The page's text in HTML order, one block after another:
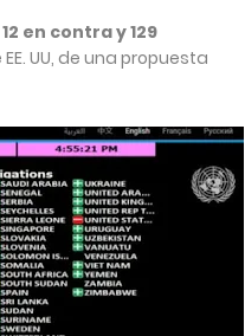
en contra y 129
UU, de una propuesta